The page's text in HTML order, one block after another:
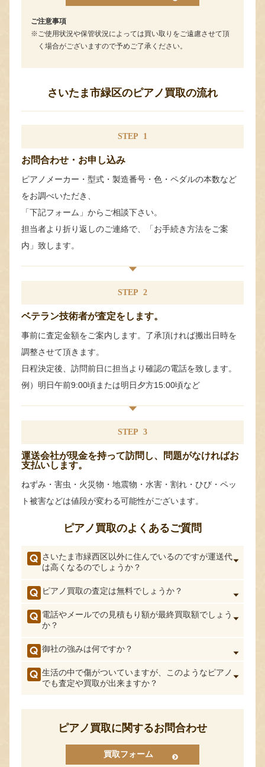
ご注意事項
ご使用状況や保管状況によっては買い取りをご遠慮させて頂
く場合がございますので予めご了承ください。
さいたま市緑区のピアノ買取の流れ
STEP 1
お問合わせ・お申し込み
ピアノメーカー・型式・製造番号・色・ペダルの本数など
をお調べいただき、
「下記フォーム」からご相談下さい。
担当者より折り返しのご連絡で、「お手続き方法をご案
内」致します。
STEP 2
ベテラン技術者が査定をします。
事前に査定金額をご案内します。了承頂ければ搬出日時を
調整させて頂きます。
日程決定後、訪問前日に担当より確認の電話を致します。
例）明日午前9:00頃または明日夕方15:00頃など
STEP 3
運送会社が現金を持って訪問し、問題がなければお
支払いします。
ねずみ・害虫・火災物・地震物・水害・割れ・ひび・ペッ
ト被害などは値段が変わる可能性がございます。
ピアノ買取のよくあるご質問
さいたま市緑西区以外に住んでいるのですが運送代
は高くなるのでしょうか？
ピアノ買取の査定は無料でしょうか？
電話やメールでの見積もり額が最終買取額でしょう
か？
御社の強みは何ですか？
生活の中で傷がついていますが、このようなピアノ
でも査定や買取が出来ますか？
ピアノ買取に関するお問合わせ
買取フォーム